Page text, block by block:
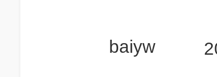
baiyw